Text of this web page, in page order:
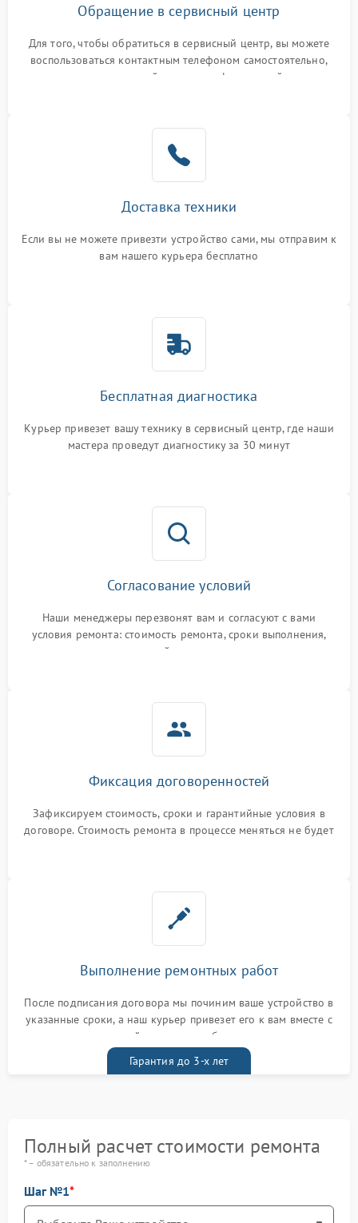
Обращение в сервисный центр
Для того, чтобы обратиться в сервисный центр, вы можете
воспользоваться контактным телефоном самостоятельно,
или оставить свой номер телефона на сайте
Доставка техники
Если вы не можете привезти устройство сами, мы отправим к
вам нашего курьера бесплатно
Бесплатная диагностика
Курьер привезет вашу технику в сервисный центр, где наши
мастера проведут диагностику за 30 минут
Согласование условий
Наши менеджеры перезвонят вам и согласуют с вами
условия ремонта: стоимость ремонта, сроки выполнения,
гарантийные условия
Фиксация договоренностей
Зафиксируем стоимость, сроки и гарантийные условия в
договоре. Стоимость ремонта в процессе меняться не будет
Выполнение ремонтных работ
После подписания договора мы починим ваше устройство в
указанные сроки, а наш курьер привезет его к вам вместе с
гарантийным талоном бесплатно
Гарантия до 3-х лет
Полный расчет стоимости ремонта
* – обязательно к заполнению
Шаг №1